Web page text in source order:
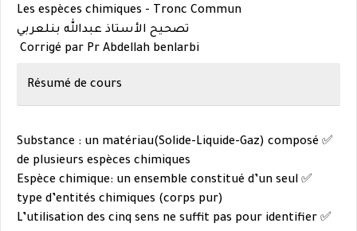
Les espèces chimiques - Tronc Commun
تصحيح الأستاذ عبدالله بنلعربي
Corrigé par Pr Abdellah benlarbi
Résumé de cours
✅ Substance : un matériau(Solide-Liquide-Gaz) composé
de plusieurs espèces chimiques
✅
Espèce chimique: un ensemble constitué d’un seul
type d’entités chimiques (corps pur)
✅
L’utilisation des cinq sens ne suffit pas pour identifier